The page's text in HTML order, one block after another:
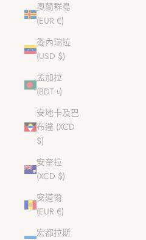
奧蘭群島
(EUR €)
委內瑞拉
(USD $)
孟加拉
(BDT ৳)
安地卡及巴
布達 (XCD
$)
安奎拉
(XCD $)
安道爾
(EUR €)
宏都拉斯